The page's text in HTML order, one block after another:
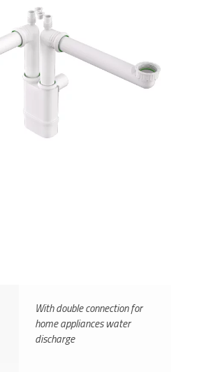
With double connection for
home appliances water
discharge